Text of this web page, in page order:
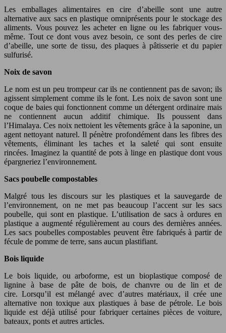
Les emballages alimentaires en cire d’abeille sont une autre
alternative aux sacs en plastique omniprésents pour le stockage des
aliments. Vous pouvez les acheter en ligne ou les fabriquer vous-
même. Tout ce dont vous avez besoin, ce sont des perles de cire
d’abeille, une sorte de tissu, des plaques à pâtisserie et du papier
sulfurisé.
Noix de savon
Le nom est un peu trompeur car ils ne contiennent pas de savon; ils
agissent simplement comme ils le font. Les noix de savon sont une
coque de baies qui fonctionnent comme un détergent ordinaire mais
ne contiennent aucun additif chimique. Ils poussent dans
l’Himalaya. Ces noix nettoient les vêtements grâce à la saponine, un
agent nettoyant naturel. Il pénètre profondément dans les fibres des
vêtements, éliminant les taches et la saleté qui sont ensuite
rincées. Imaginez la quantité de pots à linge en plastique dont vous
épargneriez l’environnement.
Sacs poubelle compostables
Malgré tous les discours sur les plastiques et la sauvegarde de
l’environnement, on ne met pas beaucoup l’accent sur les sacs
poubelle, qui sont en plastique. L’utilisation de sacs à ordures en
plastique a augmenté régulièrement au cours des dernières années.
Les sacs poubelles compostables peuvent être fabriqués à partir de
fécule de pomme de terre, sans aucun plastifiant.
Bois liquide
Le bois liquide, ou arboforme, est un bioplastique composé de
lignine à base de pâte de bois, de chanvre ou de lin et de
cire. Lorsqu’il est mélangé avec d’autres matériaux, il crée une
alternative non toxique aux plastiques à base de pétrole. Le bois
liquide est déjà utilisé pour fabriquer certaines pièces de voiture,
bateaux, ponts et autres articles.